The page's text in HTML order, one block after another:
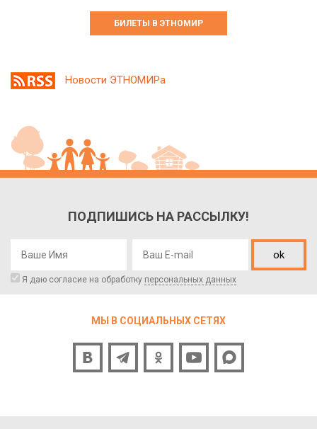
БИЛЕТЫ В ЭТНОМИР
Новости ЭТНОМИРа
ПОДПИШИСЬ НА РАССЫЛКУ!
ok
Я даю согласие на обработку персональных данных
МЫ В СОЦИАЛЬНЫХ СЕТЯХ